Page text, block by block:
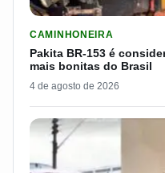
CAMINHONEIRA
Pakita BR-153 é
mais bonitas do Brasil
4 de agosto de 2026